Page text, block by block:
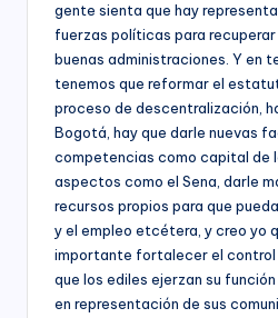
gente sienta que hay
fuerzas políticas para
buenas administraciones. Y en
tenemos que reformar el
proceso de descentralización,
Bogotá, hay que darle nuevas
competencias como capital de
aspectos como el Sena, darle
recursos propios para que
y el empleo etcétera, y creo yo
importante fortalecer el control
que los ediles ejerzan su
en representación de sus